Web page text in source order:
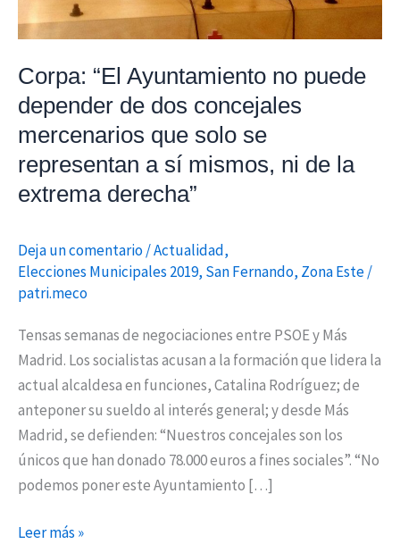
Corpa: “El Ayuntamiento no puede
depender de dos concejales
mercenarios que solo se
representan a sí mismos, ni de la
extrema derecha”
Deja un comentario/Actualidad,
Elecciones Municipales 2019, San Fernando, Zona Este/
patri.meco
Tensas semanas de negociaciones entre PSOE y Más
Madrid. Los socialistas acusan a la formación que lidera la
actual alcaldesa en funciones, Catalina Rodríguez; de
anteponer su sueldo al interés general; y desde Más
Madrid, se defienden: “Nuestros concejales son los
únicos que han donado 78.000 euros a fines sociales”. “No
podemos poner este Ayuntamiento […]
concejales
mercenarios
que
solo
se
representan
a
sí
ni
de
la
derecha”
Leer más »